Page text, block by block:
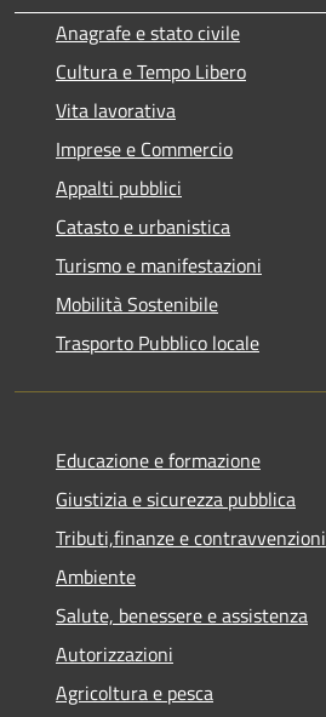
Anagrafe e stato civile
Cultura e Tempo Libero
Vita lavorativa
Imprese e Commercio
Appalti pubblici
Catasto e urbanistica
Turismo e manifestazioni
Mobilità Sostenibile
Trasporto Pubblico locale
Educazione e formazione
Giustizia e sicurezza pubblica
Tributi,finanze e contravvenzioni
Ambiente
Salute, benessere e assistenza
Autorizzazioni
Agricoltura e pesca